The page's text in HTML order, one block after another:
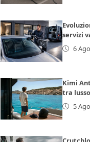
servizi
6
Kimi
tra
5